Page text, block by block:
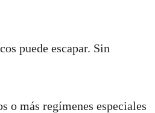
puede escapar. Sin
o más regímenes especiales